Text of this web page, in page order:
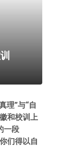
理”与“自
和校训上
一段
们得以自